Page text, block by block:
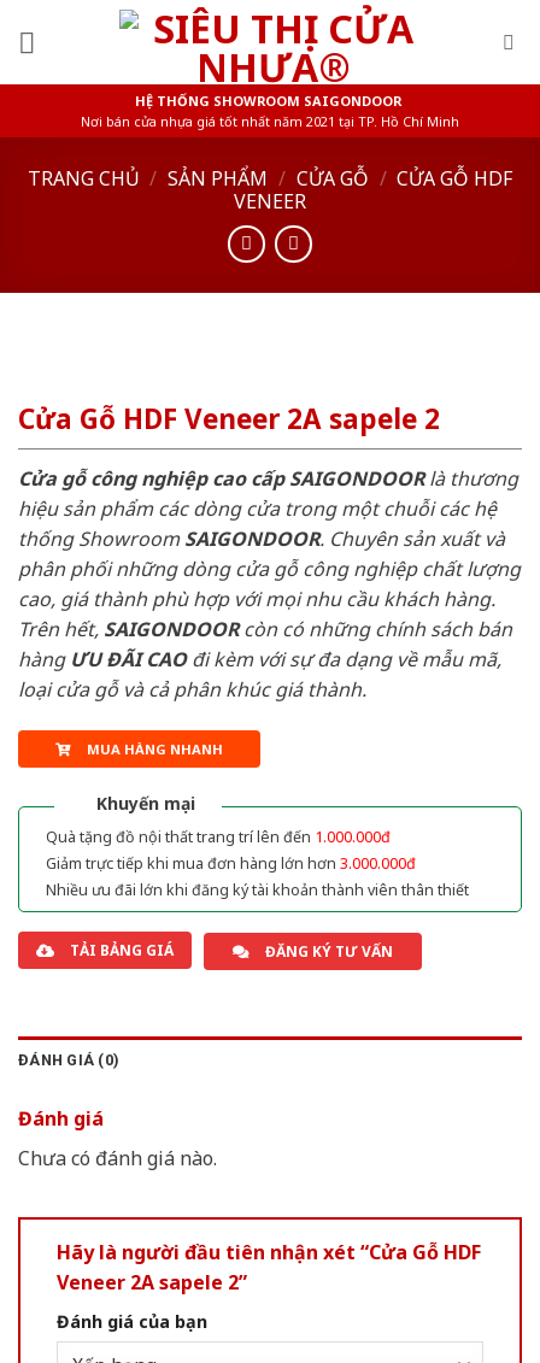
HỆ THỐNG SHOWROOM SAIGONDOOR
Nơi bán cửa nhựa giá tốt nhất năm 2021 tại TP. Hồ Chí Minh
TRANG CHỦ / SẢN PHẨM / CỬA GỖ / CỬA GỖ HDF
VENEER
Cửa Gỗ HDF Veneer 2A sapele 2
Cửa gỗ công nghiệp cao cấp SAIGONDOORlà thương
hiệu sản phẩm các dòng cửa trong một chuỗi các hệ
thống ShowroomSAIGONDOOR. Chuyên sản xuất và
phân phối những dòng cửa gỗ công nghiệp chất lượng
cao, giá thành phù hợp với mọi nhu cầu khách hàng.
Trên hết, SAIGONDOORcòn có những chính sách bán
hàng ƯU ĐÃI CAOđi kèm với sự đa dạng về mẫu mã,
loại cửa gỗ và cả phân khúc giá thành.
MUA HÀNG NHANH
Khuyến mại
Quà tặng đồ nội thất trang trí lên đến 1.000.000đ
Giảm trực tiếp khi mua đơn hàng lớn hơn 3.000.000đ
Nhiều ưu đãi lớn khi đăng ký tài khoản thành viên thân thiết
TẢI BẢNG GIÁ ĐĂNG KÝ TƯ VẤN
ĐÁNH GIÁ (0)
Đánh giá
Chưa có đánh giá nào.
Hãy là người đầu tiên nhận xét “Cửa Gỗ HDF
Veneer 2A sapele 2”
Đánh giá của bạn